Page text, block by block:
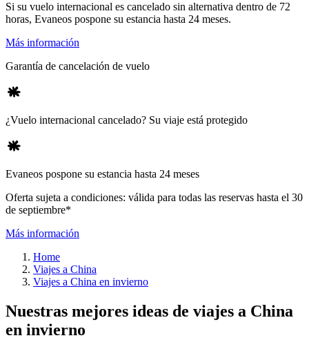
Si su vuelo internacional es cancelado sin alternativa dentro de 72
horas, Evaneos pospone su estancia hasta 24 meses.
Más información
Garantía de cancelación de vuelo
¿Vuelo internacional cancelado? Su viaje está protegido
Evaneos pospone su estancia hasta 24 meses
Oferta sujeta a condiciones: válida para todas las reservas hasta el 30
de septiembre*
Más información
Home
Viajes a China
Viajes a China en invierno
Nuestras mejores ideas de viajes a China
en invierno